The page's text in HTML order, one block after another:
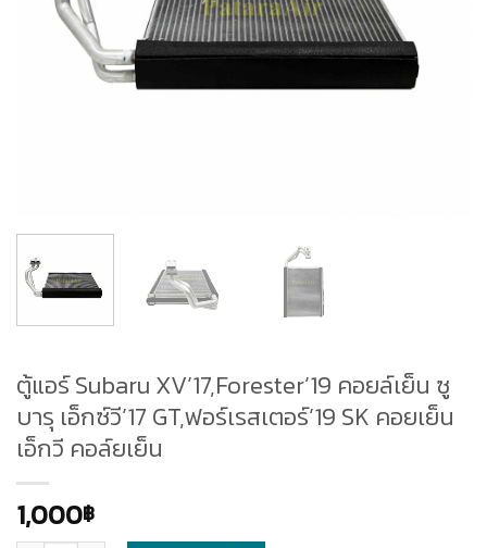
ตู้แอร์ Subaru XV’17,Forester’19 คอยล์เย็น ซู
บารุ เอ็กซ์วี’17 GT,ฟอร์เรสเตอร์’19 SK คอยเย็น
เอ็กวี คอล์ยเย็น
1,000฿